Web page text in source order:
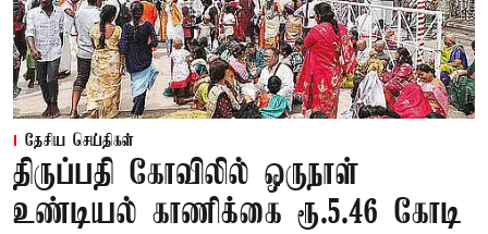
தேசிய செய்திகள்
திருப்பதி கோவிலில் ஒருநாள்
உண்டியல் காணிக்கை ரூ.5.46 கோடி